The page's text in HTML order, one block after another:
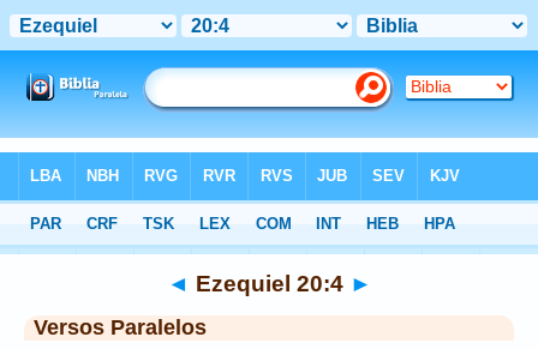
>Ezequiel Capítulo 20 > Verso 4
◄ Ezequiel 20:4 ►
Versos Paralelos